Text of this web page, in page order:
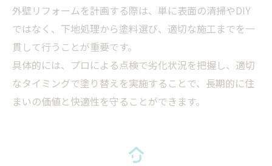
外壁リフォームを計画する際は、単に表面の清掃やDIY
ではなく、下地処理から塗料選び、適切な施工までを一
貫して行うことが重要です。
具体的には、プロによる点検で劣化状況を把握し、適切
なタイミングで塗り替えを実施することで、長期的に住
まいの価値と快適性を守ることができます。